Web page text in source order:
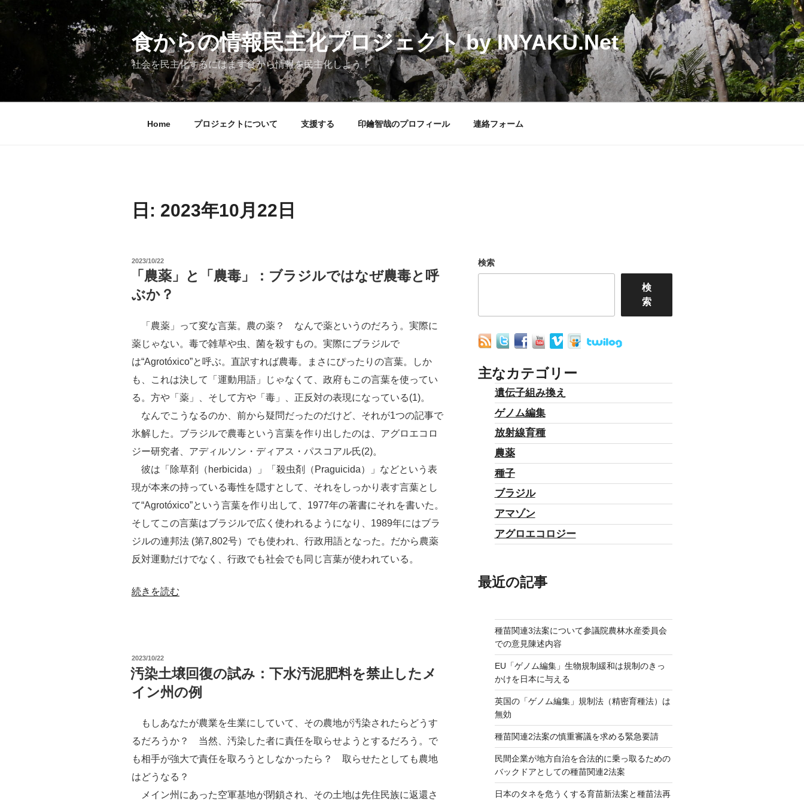
ン
ン
食からの情報民主化プロジェクト by INYAKU.Net
社会を民主化するにはまず食から情報を民主化しよう！
Home プロジェクトについて 支援する 印鑰智哉のプロフィール 連絡フォーム
日: 2023年10月22日
投
2023/10/22
「農薬」と「農毒」：ブラジルではなぜ農毒と呼
ぶか？
「農薬」って変な言葉。農の薬？ なんで薬というのだろう。実際に
薬じゃない。毒で雑草や虫、菌を殺すもの。実際にブラジルで
は“Agrotóxico”と呼ぶ。直訳すれば農毒。まさにぴったりの言葉。しか
も、これは決して「運動用語」じゃなくて、政府もこの言葉を使ってい
る。方や「薬」、そして方や「毒」、正反対の表現になっている(1)。
なんでこうなるのか、前から疑問だったのだけど、それが1つの記事で
氷解した。ブラジルで農毒という言葉を作り出したのは、アグロエコロ
ジー研究者、アディルソン・ディアス・パスコアル氏(2)。
彼は「除草剤（herbicida）」「殺虫剤（Praguicida）」などという表
現が本来の持っている毒性を隠すとして、それをしっかり表す言葉とし
て“Agrotóxico”という言葉を作り出して、1977年の著書にそれを書いた。
そしてこの言葉はブラジルで広く使われるようになり、1989年にはブラ
ジルの連邦法 (第7,802号）でも使われ、行政用語となった。だから農薬
反対運動だけでなく、行政でも社会でも同じ言葉が使われている。
“「農
毒」：
ブ
ラ
続きを読む
投
稿
日:
2023/10/22
汚染土壌回復の試み：下水汚泥肥料を禁止したメ
イン州の例
もしあなたが農業を生業にしていて、その農地が汚染されたらどうす
るだろうか？ 当然、汚染した者に責任を取らせようとするだろう。で
も相手が強大で責任を取ろうとしなかったら？ 取らせたとしても農地
はどうなる？
メイン州にあった空軍基地が閉鎖され、その土地は先住民族に返還さ
検索
検
索
主なカテゴリー
遺伝子組み換え
ゲノム編集
放射線育種
農薬
種子
ブラジル
アマゾン
アグロエコロジー
最近の記事
種苗関連3法案について参議院農林水産委員会
での意見陳述内容
EU「ゲノム編集」生物規制緩和は規制のきっ
かけを日本に与える
英国の「ゲノム編集」規制法（精密育種法）は
無効
種苗関連2法案の慎重審議を求める緊急要請
民間企業が地方自治を合法的に乗っ取るための
バックドアとしての種苗関連2法案
日本のタネを危うくする育苗新法案と種苗法再